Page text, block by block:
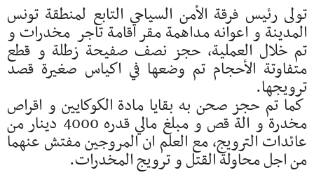
تولى رئيس فرقة الأمن السياحي التابع لمنطقة تونس
المدينة و اعوانه مداهمة مقر اقامة تاجر مخدرات و
تم خلال العملية، حجز نصف صفيحة زطلة و قطع
متفاوتة الأحجام تم وضعها في اكياس صغيرة قصد
ترويجها.
كما تم حجز صحن به بقايا مادة الكوكايين و اقراص
مخدرة و الة قص و مبلغ مالي قدره 4000 دينار من
عائدات الترويج، مع العلم ان المروجين مفتش عنهما
من اجل محاولة القتل و ترويج المخدرات.